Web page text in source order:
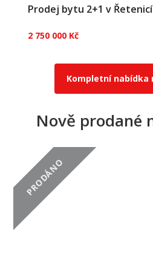
Prodej bytu 2+1 v
2 750 000 Kč
Kompletní
Nově prodané
PRODÁNO